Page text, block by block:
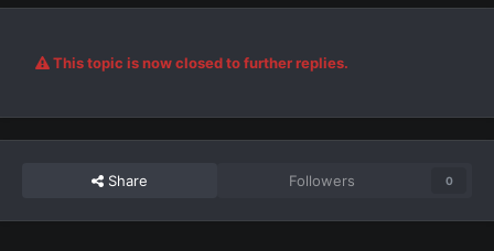
This topic is now closed to further replies.
Share Followers 0